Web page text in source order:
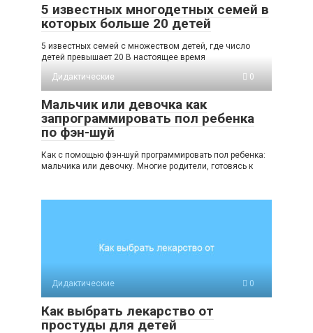
5 известных многодетных семей в
которых больше 20 детей
5 известных семей с множеством детей, где число
детей превышает 20 В настоящее время
Дидактические
0
Мальчик или девочка как
запрограммировать пол ребенка
по фэн-шуй
Как с помощью фэн-шуй программировать пол ребенка:
мальчика или девочку. Многие родители, готовясь к
Дидактические 0
Как выбрать лекарство от
простуды для детей